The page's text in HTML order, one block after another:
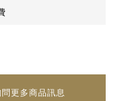
更多商品訊息